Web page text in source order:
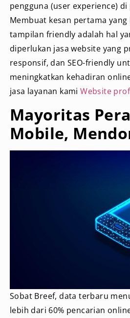
pengguna (user experience)
Membuat kesan pertama yang
tampilan friendly adalah hal
diperlukan jasa website yang
responsif, dan SEO-friendly
meningkatkan kehadiran
jasa layanan kamiWebsite
Mayoritas
Mobile,
Sobat Breef, data terbaru
lebih dari 60% pencarian